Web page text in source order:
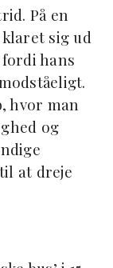
På en
sig ud
hans
hvor man
og
at dreje